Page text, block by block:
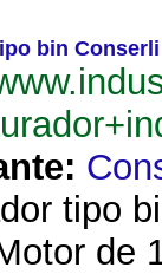
bin Conserli
tipo
de